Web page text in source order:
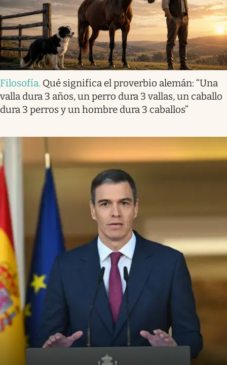
Filosofía. Qué significa el proverbio alemán: “Una
valla dura 3 años, un perro dura 3 vallas, un caballo
dura 3 perros y un hombre dura 3 caballos”